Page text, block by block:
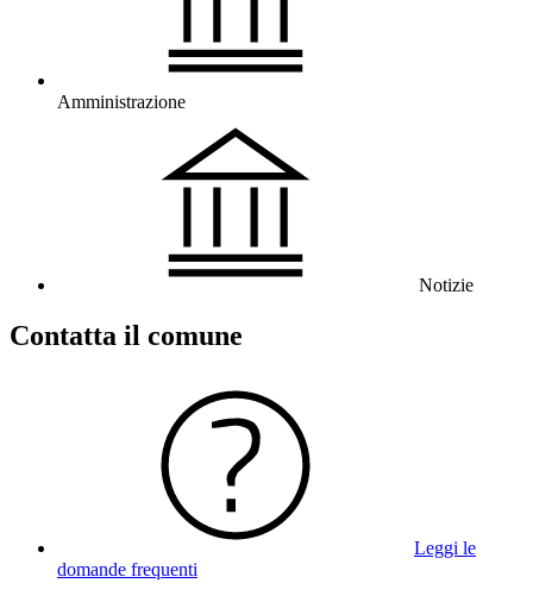
Amministrazione
Notizie
Contatta il comune
Leggi le
domande frequenti